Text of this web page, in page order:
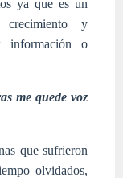
ya que es un
y
información o
me quede voz
que sufrieron
olvidados,